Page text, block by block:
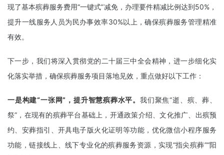
现了基本殡葬服务费用“一键式”减免，办理要件精减比例达到50%，
提升一线服务人员为民办事效率30%以上，确保殡葬服务管理精准
有效。
下一步，我们将深入贯彻党的二十届三中全会精神，进一步细化实
化落实举措，确保殡葬服务项目落地见效，重点做好以下工作：
一是构建“一张网”，提升智慧殡葬水平。我们聚焦“逝、殡、葬、
祭”，在现有的殡葬平台基础上，开通政策介绍、文化推广、出殡预
约、安葬指引、开具电子版火化证明等功能，优化微信小程序服务
功能，链接线上、线下专业化的殡葬服务资源，实现“指尖殡葬”“阳